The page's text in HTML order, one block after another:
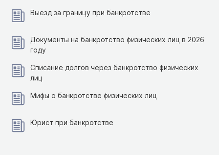
Выезд за границу при банкротстве
Документы на банкротство физических лиц в 2026
году
Списание долгов через банкротство физических
лиц
Мифы о банкротстве физических лиц
Юрист при банкротстве